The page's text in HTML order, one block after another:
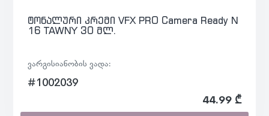
ტონალური კრემი VFX PRO Camera Ready N
16 TAWNY 30 მლ.
ვარგისიანობის ვადა:
#1002039
44.99 ₾